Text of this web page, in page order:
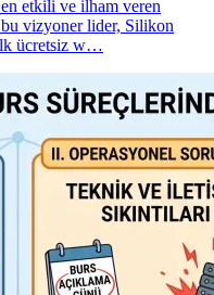
etkili ve ilham veren
vizyoner lider, Silikon
ücretsiz w…